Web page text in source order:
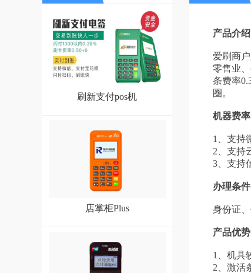
刷新支付pos机
店掌柜Plus
产品介绍
爱刷商
零售业
条费率
圈。
机器费率
1、支持
2、支持
3、支持
办理条件
身份证
产品优势
1、机具
2、激活